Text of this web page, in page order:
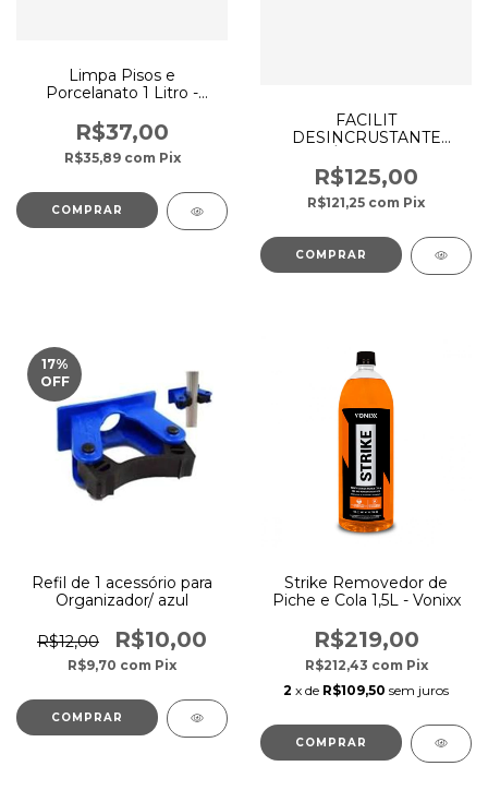
Limpa Pisos e
Porcelanato 1 Litro -
R$37,00
R$35,89 com Pix
FACILIT
DESINCRUSTANTE
R$125,00
R$121,25 com Pix
17%
OFF
Refil de 1 acessório para
Organizador/ azul
R$12,00 R$10,00
R$9,70 com Pix
Strike Removedor de
Piche e Cola 1,5L - Vonixx
R$219,00
R$212,43 com Pix
2 x de R$109,50 sem juros